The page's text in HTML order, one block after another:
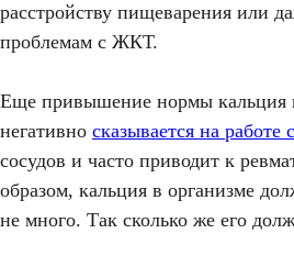
расстройству пищеварения или
проблемам с ЖКТ.
Еще привышение нормы кальция
негативно сказывается на работе
сосудов и часто приводит к
образом, кальция в организме
не много. Так сколько же его